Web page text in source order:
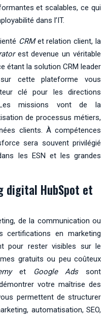
et scalables, ce qui
dans l’IT.
CRMet relation client, la
est devenue un véritable
étant la solution CRM leader
cette plateforme vous
clé pour les directions
missions vont de la
de processus métiers,
clients. À compétences
sera souvent privilégié
les ESN et les grandes
HubSpot et
de la communication ou
certifications en marketing
pour rester visibles sur le
gratuits ou peu coûteux
et Google Adssont
votre maîtrise des
permettent de structurer
automatisation, SEO,